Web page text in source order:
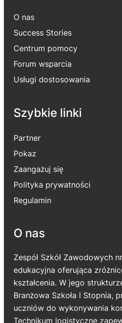
O nas
Success Stories
Centrum pomocy
Forum wsparcia
Usługi dostosowania
Szybkie linki
Partner
Pokaz
Zaangażuj się
Polityka prywatności
Regulamin
O nas
Zespół Szkół Zawodowych
edukacyjna oferująca
kształcenia. W jego
Branżowa Szkoła I Stopnia,
uczniów do wykonywania
Technikum logistyczne